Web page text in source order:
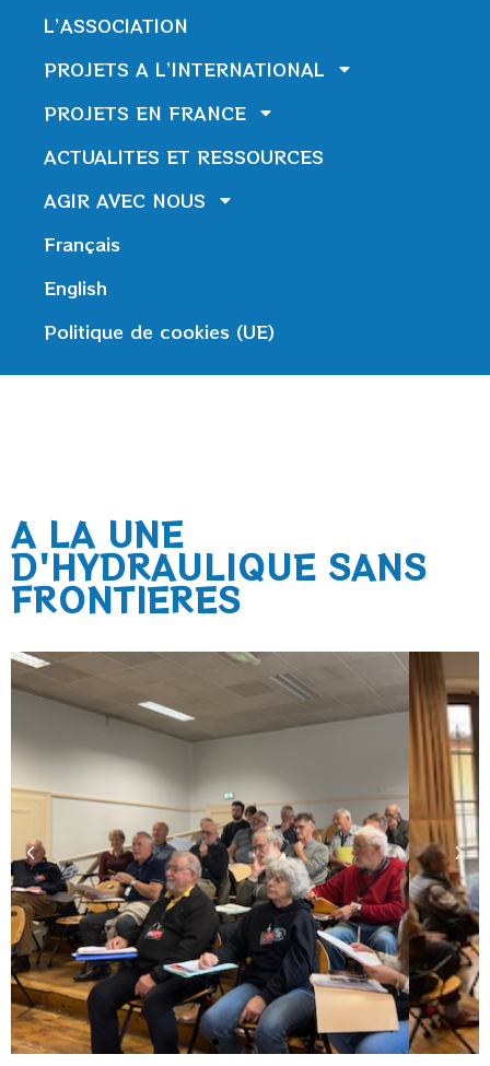
L’ASSOCIATION
PROJETS A L’INTERNATIONAL
PROJETS EN FRANCE
ACTUALITES ET RESSOURCES
AGIR AVEC NOUS
Français
English
Politique de cookies (UE)
A LA UNE
D'HYDRAULIQUE SANS
FRONTIERES